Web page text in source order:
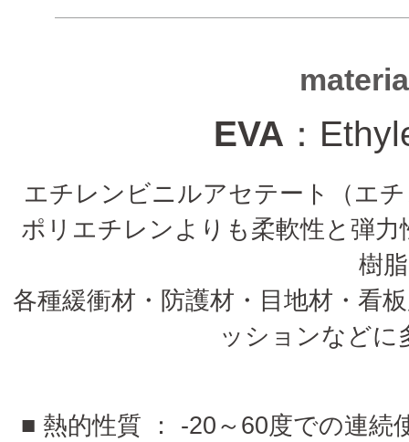
EVA ：
エチレンビニルアセテート（エ
ポリエチレンよりも柔軟性と弾
樹
各種緩衝材・防護材・目地材・看
ッションなどに
■ 熱的性質 ： -20～60度での連